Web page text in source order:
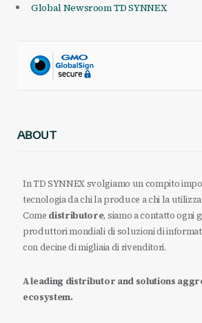
Global Newsroom TD SYNNEX
ABOUT
In TD SYNNEX svolgiamo un compito
tecnologia da chi la produce a chi la utilizza.
Come distributore, siamo a contatto ogni
produttori mondiali di soluzioni di
con decine di migliaia di rivenditori.
A leading distributor and solutions
ecosystem.